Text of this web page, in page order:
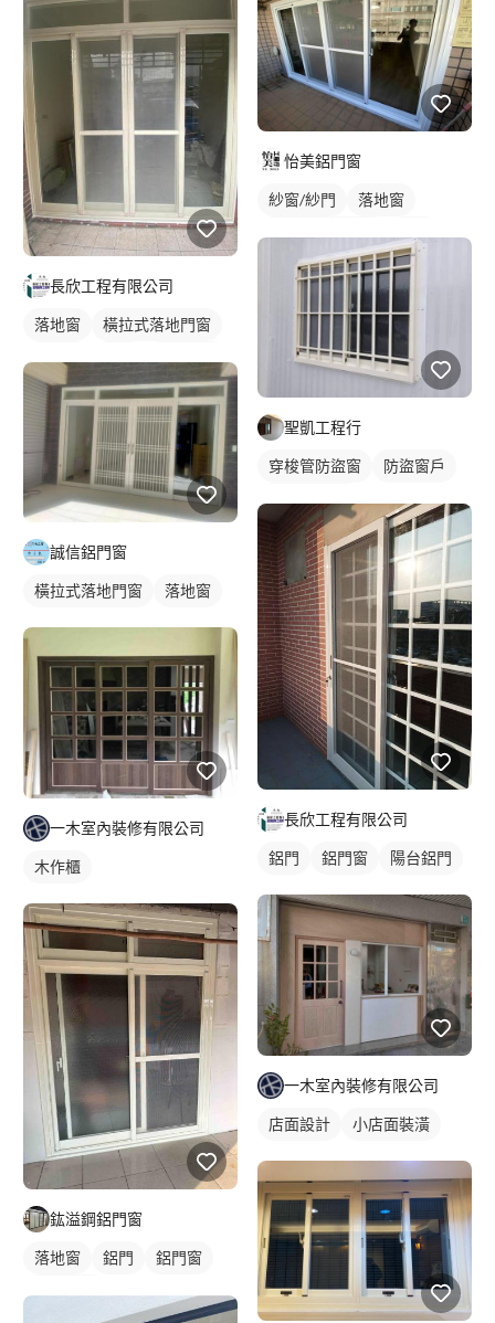
長欣工程有限公司
落地窗
橫拉式落地門窗
誠信鋁門窗
橫拉式落地門窗 落地窗
一木室內裝修有限公司
木作櫃
鈜溢鋼鋁門窗
落地窗 鋁門
鋁門窗
怡美鋁門窗
紗窗/紗門
落地窗
聖凱工程行
穿梭管防盜窗
防盜窗戶
長欣工程有限公司
鋁門 鋁門窗 陽台鋁門
一木室內裝修有限公司
店面設計 小店面裝潢